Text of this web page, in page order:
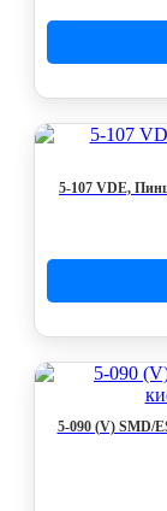
5-107 VDE,
5-090 (V) SMD/